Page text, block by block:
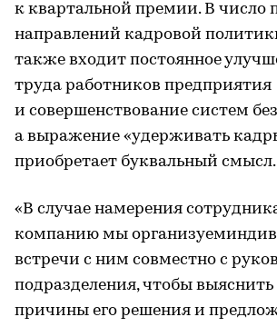
к квартальной премии. В число
направлений кадровой
также входит постоянное
труда работников предприятия
и совершенствование систем
а выражение «удерживать
приобретает буквальный смысл.
«В случае намерения
компанию мы
встречи с ним совместно с
подразделения, чтобы
причины его решения и